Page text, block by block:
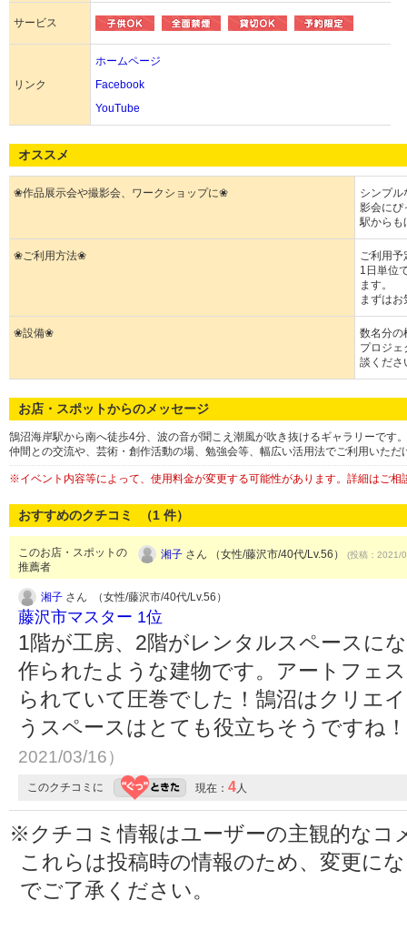
サービス
リンク
ホームページ
Facebook
YouTube
オススメ
❀作品展示会や撮影会、ワークショップに❀
シンプル
影会にぴ
駅からも
❀ご利用方法❀
ご利用予
1日単位
ます。
まずは
❀設備❀
数名分の
プロジェ
談くださ
お店・スポットからのメッセージ
鵠沼海岸駅から南へ徒歩4分、波の音が聞こえ潮風が吹き抜けるギャラリーです。
仲間との交流や、芸術・創作活動の場、勉強会等、幅広い活用法でご利用いただ
※イベント内容等によって、使用料金が変更する可能性があります。詳細はご相
おすすめのクチコミ （1 件）
このお店・スポットの
推薦者
湘子 さん （女性/藤沢市/40代/Lv.56） (投稿：2021/
湘子 さん （女性/藤沢市/40代/Lv.56）
藤沢市マスター 1位
1階が工房、2階がレンタルスペースに
作られたような建物です。アートフェ
られていて圧巻でした！鵠沼はクリエ
うスペースはとても役立ちそうですね
2021/03/16）
このクチコミに 現在： 4人
※クチコミ情報はユーザーの主観的なコ
これらは投稿時の情報のため、変更に
でご了承ください。